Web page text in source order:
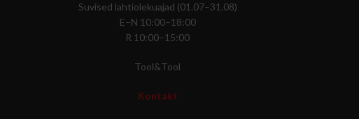
Suvised lahtiolekuajad (01.07–31.08)
E–N 10:00–18:00
R 10:00–15:00
Tool&Tool
Kontakt